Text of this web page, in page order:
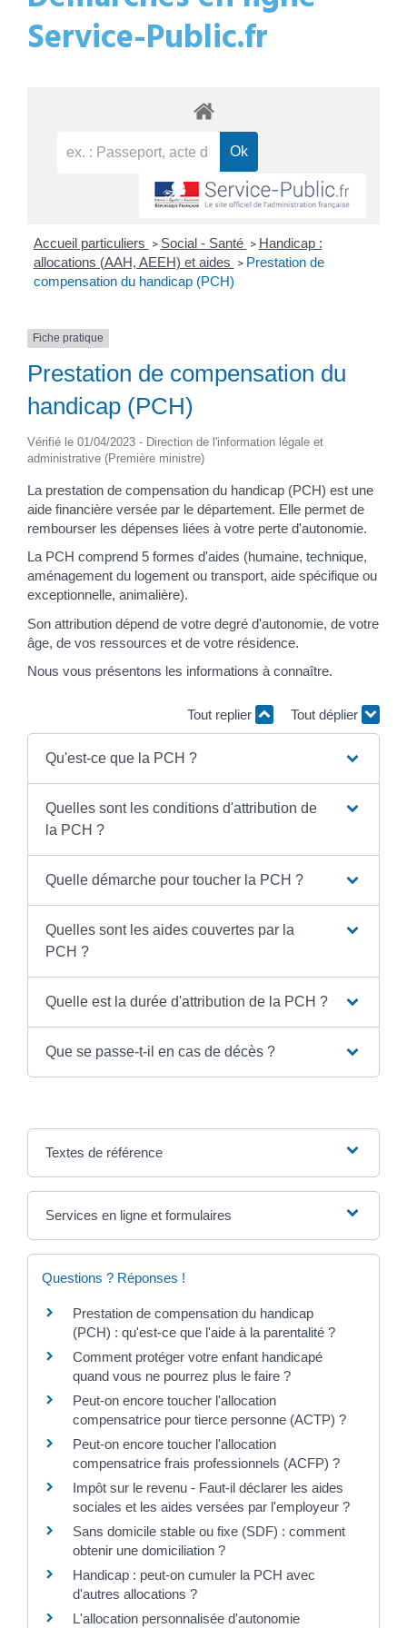
Service-Public.fr
Accueil particuliers > Social - Santé > Handicap :
allocations (AAH, AEEH) et aides > Prestation de
compensation du handicap (PCH)
Fiche pratique
Prestation de compensation du
handicap (PCH)
Vérifié le 01/04/2023 - Direction de l'information légale et
administrative (Première ministre)
La prestation de compensation du handicap (PCH) est une
aide financière versée par le département. Elle permet de
rembourser les dépenses liées à votre perte d'autonomie.
La PCH comprend 5 formes d'aides (humaine, technique,
aménagement du logement ou transport, aide spécifique ou
exceptionnelle, animalière).
Son attribution dépend de votre degré d'autonomie, de votre
âge, de vos ressources et de votre résidence.
Nous vous présentons les informations à connaître.
Tout replier Tout déplier
Qu'est-ce que la PCH ?
Quelles sont les conditions d'attribution de
la PCH ?
Quelle démarche pour toucher la PCH ?
Quelles sont les aides couvertes par la
PCH ?
Quelle est la durée d'attribution de la PCH ?
Que se passe-t-il en cas de décès ?
Textes de référence
Services en ligne et formulaires
Questions ? Réponses !
Prestation de compensation du handicap
(PCH) : qu'est-ce que l'aide à la parentalité ?
Comment protéger votre enfant handicapé
quand vous ne pourrez plus le faire ?
Peut-on encore toucher l'allocation
compensatrice pour tierce personne (ACTP) ?
Peut-on encore toucher l'allocation
compensatrice frais professionnels (ACFP) ?
Impôt sur le revenu - Faut-il déclarer les aides
sociales et les aides versées par l'employeur ?
Sans domicile stable ou fixe (SDF) : comment
obtenir une domiciliation ?
Handicap : peut-on cumuler la PCH avec
d'autres allocations ?
L'allocation personnalisée d'autonomie